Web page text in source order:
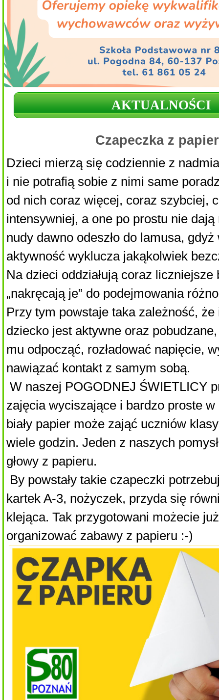
AKTUALNOŚCI
Czapeczka z
Dzieci mierzą się codziennie z
i nie potrafią sobie z nimi same
od nich coraz więcej, coraz szybciej,
intensywniej, a one po prostu nie
nudy dawno odeszło do lamusa, gdyż
aktywność wyklucza jakąkolwiek
Na dzieci oddziałują coraz liczniejsze
„nakręcają je” do podejmowania
Przy tym powstaje taka zależność,
dziecko jest aktywne oraz
mu odpocząć, rozładować napięcie,
nawiązać kontakt z samym sobą.
W naszej POGODNEJ ŚWIETLICY
zajęcia wyciszające i bardzo proste w
biały papier może zająć uczniów
wiele godzin. Jeden z naszych
głowy z papieru.
By powstały takie czapeczki
kartek A-3, nożyczek, przyda się
klejąca. Tak przygotowani możecie
organizować zabawy z papieru :-)